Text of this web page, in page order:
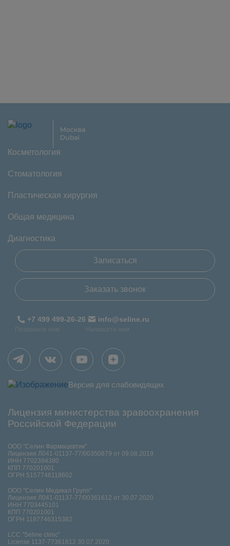
Косметология
Стоматология
Пластическая хирургия
Общая медицина
Диагностика
Записаться
Заказать звонок
+7 499 499-26-26
Позвоните нам
info@seline.ru
Напишите нам
Версия для слабовидящих
Лицензия министерства зравоохранения
Российской Федерации
ООО "Селин Фармацевтик"
Лицензия Л041-01137-77/00350879 от 09.08.2019
ИНН 7702394380
КПП 770201001
ОГРН 5157746118602
ООО "Селин Медикал Групп"
Лицензия Л041-01137-77/00361612 от 30.07.2020
ИНН 7703445101
КПП 770201001
ОГРН 1187746315382
LCC "Seline clinic"
License 1137-77361612 30.07.2020